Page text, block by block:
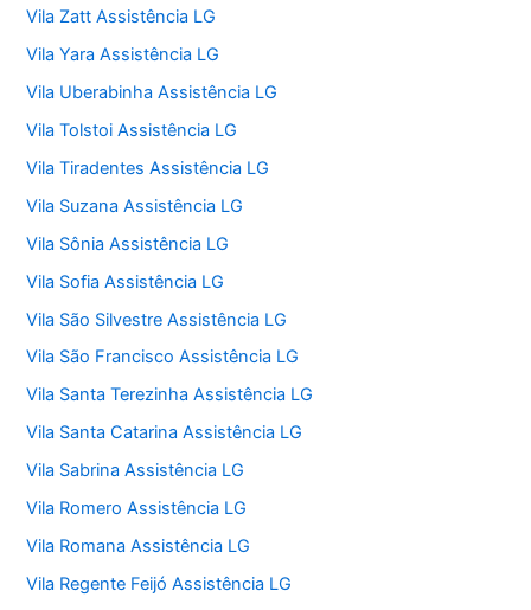
Vila Zatt Assistência LG
Vila Yara Assistência LG
Vila Uberabinha Assistência LG
Vila Tolstoi Assistência LG
Vila Tiradentes Assistência LG
Vila Suzana Assistência LG
Vila Sônia Assistência LG
Vila Sofia Assistência LG
Vila São Silvestre Assistência LG
Vila São Francisco Assistência LG
Vila Santa Terezinha Assistência LG
Vila Santa Catarina Assistência LG
Vila Sabrina Assistência LG
Vila Romero Assistência LG
Vila Romana Assistência LG
Vila Regente Feijó Assistência LG